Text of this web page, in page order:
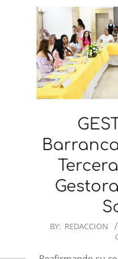
2024-
24
BY: REDACCION